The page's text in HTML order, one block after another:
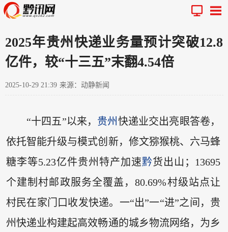
2025年贵州快递业务量预计突破12.8
亿件，较“十三五”末翻4.54倍
2025-10-29 21:39 来源：动静新闻
“十四五”以来， 贵州 快递业交出亮眼答卷，
依托智能升级与模式创新，修文猕猴桃、六马蜂
糖李等5.23亿件贵州特产加速黔货出山；13695
个建制村邮政服务全覆盖，80.69%村级站点让
村民在家门口收发快递。一“出”一“进”之间，贵
州快递业构建起高效畅通的城乡物流网络，为乡